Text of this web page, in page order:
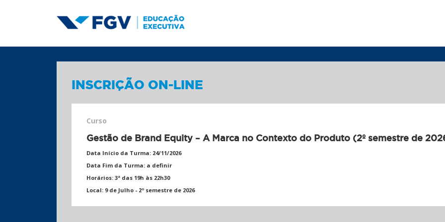
INSCRIÇÃO ON-LINE
Curso
Gestão de Brand Equity – A Marca no Contexto do Produto (2º semestre de
Data Início da Turma: 24/11/2026
Data Fim da Turma: a definir
Horários: 3ª das 19h às 22h30
Local: 9 de Julho - 2º semestre de 2026